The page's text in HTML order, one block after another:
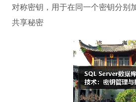
对称密钥，用于在同一个密钥分别
共享秘密